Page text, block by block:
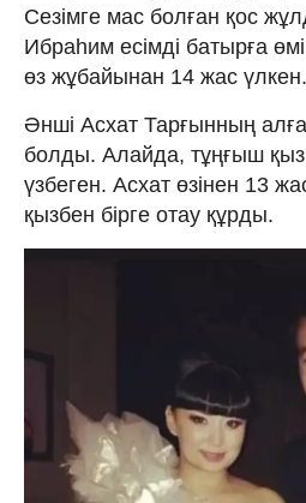
Сезімге мас болған қос
Ибраһим есімді батырға
өз жұбайынан 14 жас үлкен.
Әнші Асхат Тарғынның
болды. Алайда, тұңғыш
үзбеген. Асхат өзінен 13
қызбен бірге отау құрды.